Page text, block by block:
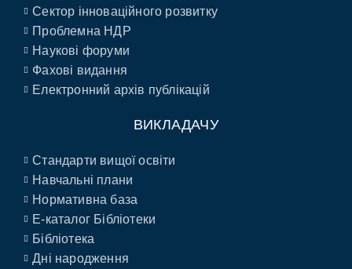
Сектор інноваційного розвитку
Проблемна НДР
Наукові форуми
Фахові видання
Електронний архів публікацій
ВИКЛАДАЧУ
Стандарти вищої освіти
Навчальні плани
Нормативна база
E-каталог Бібліотеки
Бібліотека
Дні народження